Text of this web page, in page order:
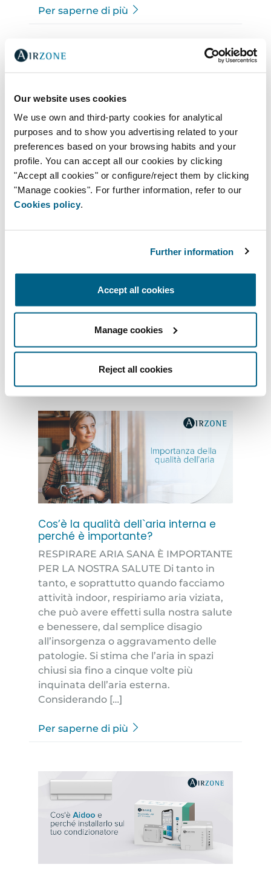
Our website uses cookies
We use own and third-party cookies for analytical
purposes and to show you advertising related to your
preferences based on your browsing habits and your
profile. You can accept all our cookies by clicking
"Accept all cookies" or configure/reject them by clicking
"Manage cookies". For further information, refer to our
Cookies policy.
Further information
Accept all cookies
Manage cookies
Reject all cookies
Per saperne di più
Cos´è la ionizzazione e perché va di
moda come soluzione di
purificazione dell´aria?
Molte persone provano una sensazione
in prossimità di acqua in movimento.
calma e stabilità, che si definisce a volte
come “ricarica d’energia”, ma che
risulta difficile da spiegare. In realtà, la
Per saperne di più
Cos’è la qualità dell`aria interna e
perché è importante?
RESPIRARE ARIA SANA È IMPORTANTE
PER LA NOSTRA SALUTE Di tanto in
tanto, e soprattutto quando facciamo
attività indoor, respiriamo aria viziata,
che può avere effetti sulla nostra salute
e benessere, dal semplice disagio
all’insorgenza o aggravamento delle
patologie. Si stima che l’aria in spazi
chiusi sia fino a cinque volte più
inquinata dell’aria esterna.
Considerando […]
Per saperne di più